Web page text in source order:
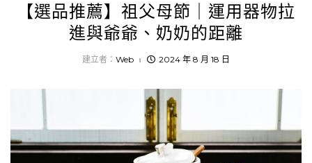
【選品推薦】祖父母節｜運用器物拉
進與爺爺、奶奶的距離
建立者： Web 2024 年 8 月 18 日